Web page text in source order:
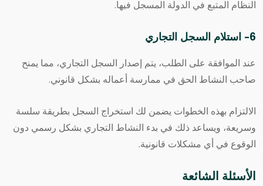
النظام المتبع في الدولة المسجل فيها.
6- استلام السجل التجاري
عند الموافقة على الطلب، يتم إصدار السجل التجاري، مما يمنح
صاحب النشاط الحق في ممارسة أعماله بشكل قانوني.
الالتزام بهذه الخطوات يضمن لك استخراج السجل بطريقة سلسة
وسريعة، ويساعد ذلك في بدء النشاط التجاري بشكل رسمي دون
الوقوع في أي مشكلات قانونية.
الأسئلة الشائعة